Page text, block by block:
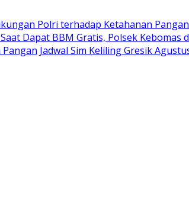
Polri terhadap Ketahanan Pangan
Dapat BBM Gratis, Polsek Kebomas
Jadwal Sim Keliling Gresik